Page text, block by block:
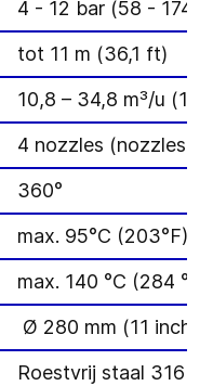
4 - 12 bar (58 - 174
tot 11 m (36,1 ft)
10,8 – 34,8 m³/u
4 nozzles (nozzles
360°
max. 95°C (203°F)
max. 140 °C (284
Ø 280 mm (11 inch)
Roestvrij staal 316L